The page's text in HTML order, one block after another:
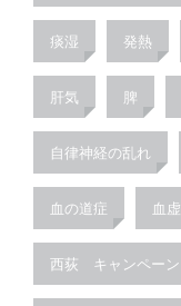
痰湿 発熱
肝気 脾
自律神経の乱れ
血の道症 血虚
西荻 キャンペーン